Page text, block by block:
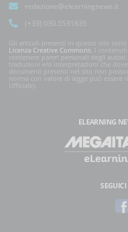
redazione@elearningnews.it
(+39) 030.5531835
Gli articoli presenti in questo sito
Licenza Creative Commons. I
contenere pareri personali degli
traduzioni e/o interpretazioni che
documenti presenti nel sito non
norma con valore di legge può essere
Ufficiale).
ELEARNING